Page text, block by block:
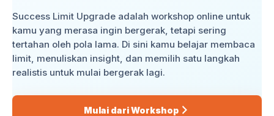
Success Limit Upgrade adalah workshop online untuk
kamu yang merasa ingin bergerak, tetapi sering
tertahan oleh pola lama. Di sini kamu belajar membaca
limit, menuliskan insight, dan memilih satu langkah
realistis untuk mulai bergerak lagi.
Mulai dari Workshop